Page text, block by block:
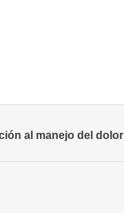
al manejo del dolor